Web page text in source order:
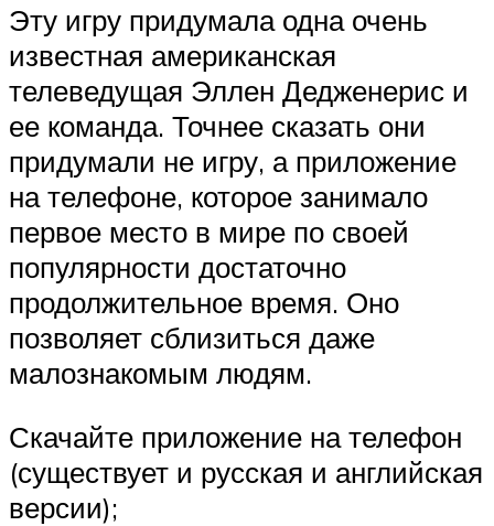
Эту игру придумала одна очень
известная американская
телеведущая Эллен Дедженерис и
ее команда. Точнее сказать они
придумали не игру, а приложение
на телефоне, которое занимало
первое место в мире по своей
популярности достаточно
продолжительное время. Оно
позволяет сблизиться даже
малознакомым людям.
Скачайте приложение на телефон
(существует и русская и английская
версии);